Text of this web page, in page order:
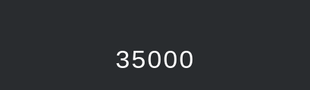
35000